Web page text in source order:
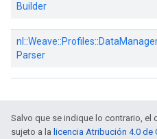
Builder
nl::Weave::Profiles::
Parser
Salvo que se indique lo contrario, el
sujeto a la licencia Atribución 4.0 de